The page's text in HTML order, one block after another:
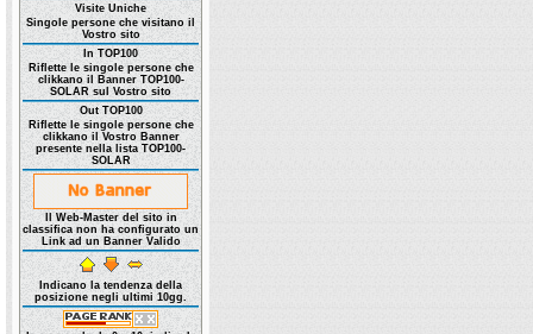
Visite Uniche
Singole persone che visitano il
Vostro sito
In TOP100
Riflette le singole persone che
clikkano il Banner TOP100-
SOLAR sul Vostro sito
Out TOP100
Riflette le singole persone che
clikkano il Vostro Banner
presente nella lista TOP100-
SOLAR
Il Web-Master del sito in
classifica non ha configurato un
Link ad un Banner Valido
Indicano la tendenza della
posizione negli ultimi 10gg.